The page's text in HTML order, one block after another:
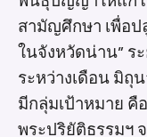
สามัญศึกษา เพื่อ
ในจังหวัดน่าน” ร
ระหว่างเดือน มิถุ
มีกลุ่มเป้าหมาย คื
พระปริยัติธรรมฯ